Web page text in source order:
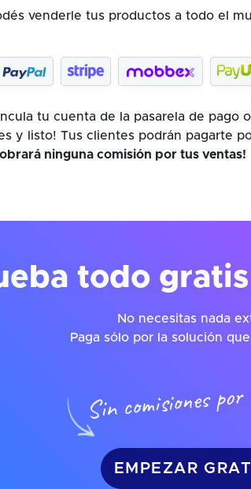
venderle tus productos a todo el
tu cuenta de la pasarela de pago
y listo! Tus clientes podrán pagarte
ninguna comisión por tus ventas!
todo
No necesitas nada
Paga sólo por la solución
Sin comisiones
EMPEZAR